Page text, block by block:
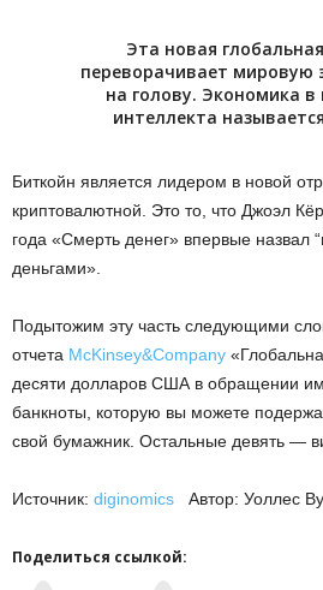
Эта новая
переворачивает мировую
на голову. Экономика в
интеллекта
Биткойн является лидером в новой
криптовалютной. Это то, что Джоэл
года «Смерть денег» впервые назвал
деньгами».
Подытожим эту часть следующими
отчета McKinsey&Company
десяти долларов США в обращении
банкноты, которую вы можете
свой бумажник. Остальные девять —
Источник: diginomics Автор: Уоллес
Поделиться ссылкой: